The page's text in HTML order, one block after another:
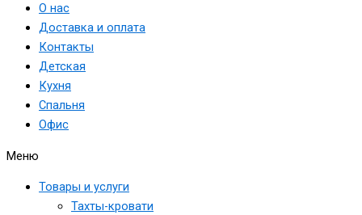
О нас
Доставка и оплата
Контакты
Детская
Кухня
Спальня
Офис
Меню
Товары и услуги
Тахты-кровати